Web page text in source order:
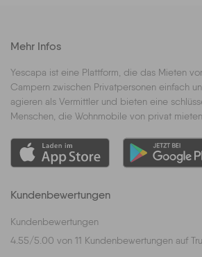
Mehr Infos
Yescapa ist eine Plattform, die das Mieten
Campern zwischen Privatpersonen einfach
agieren als Vermittler und bieten eine
Menschen, die Wohnmobile von privat
Kundenbewertungen
Kundenbewertungen
4.55/5.00 von 11 Kundenbewertungen auf